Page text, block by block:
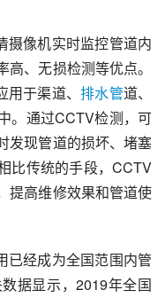
摄像机实时监控管道内
、无损检测等优点。
用于渠道、排水管道、
。通过CCTV检测，可
发现管道的损坏、堵塞
比传统的手段，CCTV
提高维修效果和管道使
已经成为全国范围内管
据显示，2019年全国